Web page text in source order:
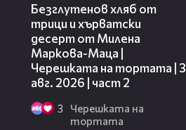
Безглутенов хляб от
трици и хърватски
десерт от Милена
Маркова-Маца |
Черешката на тортата | 3
авг. 2026 | част 2
3
Черешката на
тортата